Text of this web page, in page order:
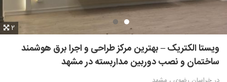
2
ویستا الکتریک – بهترین مرکز طراحی و اجرا برق هوشمند
ساختمان و نصب دوربین مداربسته در مشهد